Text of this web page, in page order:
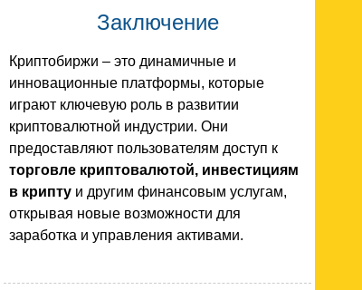
Заключение
Криптобиржи – это динамичные и
инновационные платформы, которые
играют ключевую роль в развитии
криптовалютной индустрии. Они
предоставляют пользователям доступ к
торговле криптовалютой, инвестициям
в крипту и другим финансовым услугам,
открывая новые возможности для
заработка и управления активами.